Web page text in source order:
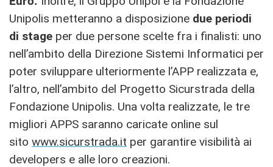
Unipolis metteranno a disposizione due periodi
di stage per due persone scelte fra i finalisti: uno
nell’ambito della Direzione Sistemi Informatici per
poter sviluppare ulteriormente l’APP realizzata e,
l’altro, nell’ambito del Progetto Sicurstrada della
Fondazione Unipolis. Una volta realizzate, le tre
migliori APPS saranno caricate online sul
sito www.sicurstrada.it per garantire visibilità ai
developers e alle loro creazioni.